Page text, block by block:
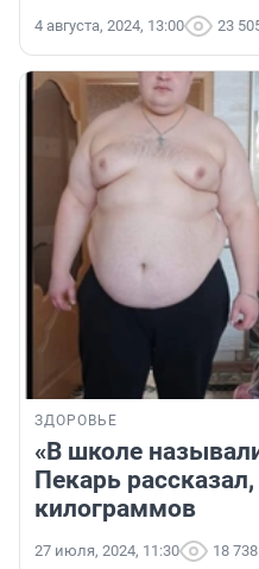
4 августа, 2024, 13:00 23
ЗДОРОВЬЕ
«В школе
Пекарь
килограммов
27 июля, 2024, 11:30 18 738